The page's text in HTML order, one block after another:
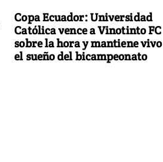
Copa Ecuador: Universidad
Católica vence a Vinotinto FC
sobre la hora y mantiene vivo
el sueño del bicampeonato